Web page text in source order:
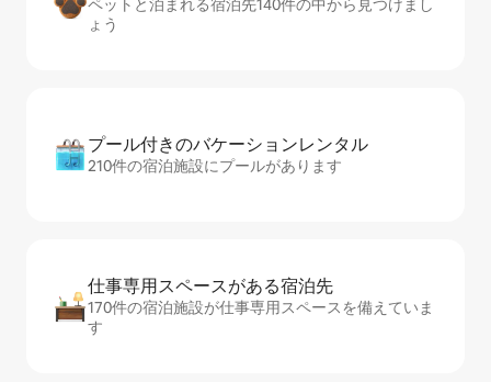
ペットと泊まれる宿泊先140件の中から見つけまし
ょう
プール付きのバ⁠ケ⁠ー⁠シ⁠ョ⁠ンレ⁠ン⁠タ⁠ル
210件の宿泊施設にプールがあります
仕事専用ス⁠ペ⁠ー⁠スがあ⁠る宿⁠泊⁠先
170件の宿泊施設が仕事専用スペースを備えていま
す